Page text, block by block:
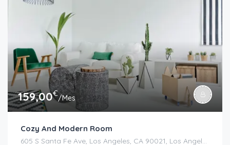
159,00€/Mes
Cozy And Modern Room
605 S Santa Fe Ave, Los Angeles, CA 90021, Los Angeles